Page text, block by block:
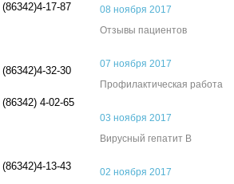
(86342)4-17-87
(86342)4-32-30
(86342) 4-02-65
(86342)4-13-43
08 ноября 2017
Отзывы пациентов
07 ноября 2017
Профилактическая работа
03 ноября 2017
Вирусный гепатит B
02 ноября 2017